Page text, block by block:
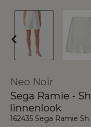
Neo Noir
Sega Ramie -
linnenlook
162435 Sega Ramie Sh